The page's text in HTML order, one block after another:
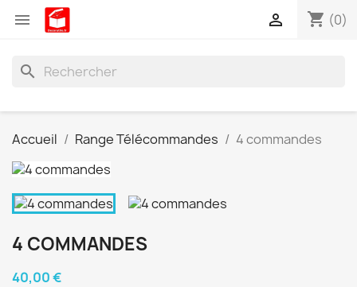
 shopping_cart (0)

search
Accueil Range Télécommandes 4 commandes
4 COMMANDES
40,00 €